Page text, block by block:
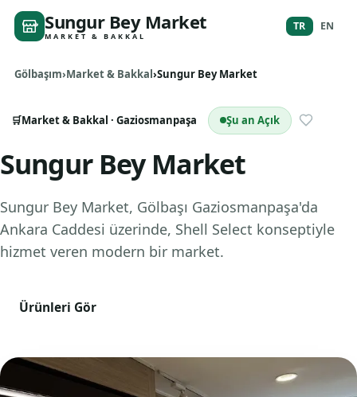
Sungur Bey Market
MARKET & BAKKAL
TR EN
Gölbaşım Market & Bakkal Sungur Bey Market
🛒Market & Bakkal · Gaziosmanpaşa Şu an Açık
Sungur Bey Market
Sungur Bey Market, Gölbaşı Gaziosmanpaşa'da
Ankara Caddesi üzerinde, Shell Select konseptiyle
hizmet veren modern bir market.
Ürünleri Gör